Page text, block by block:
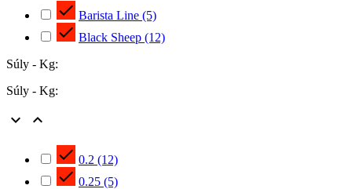
 Barista Line (5)
 Black Sheep (12)
Súly - Kg:
Súly - Kg:


 0.2 (12)
 0.25 (5)